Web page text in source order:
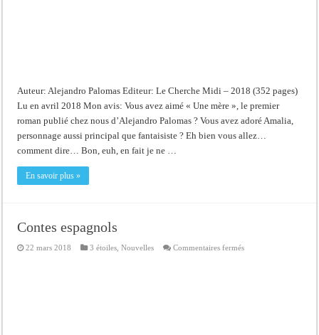
Auteur: Alejandro Palomas Editeur: Le Cherche Midi – 2018 (352 pages)
Lu en avril 2018 Mon avis: Vous avez aimé « Une mère », le premier
roman publié chez nous d’Alejandro Palomas ? Vous avez adoré Amalia,
personnage aussi principal que fantaisiste ? Eh bien vous allez…
comment dire… Bon, euh, en fait je ne …
En savoir plus »
Contes espagnols
22 mars 2018 3 étoiles ,Nouvelles Commentaires ferméssur